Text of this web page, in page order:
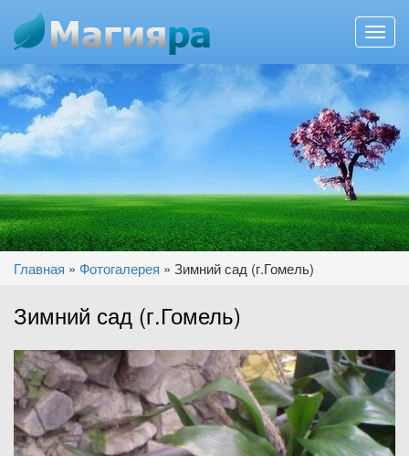
Перейти к основному содержанию
Вы здесь
Главная » Фотогалерея » Зимний сад (г.Гомель)
Зимний сад (г.Гомель)